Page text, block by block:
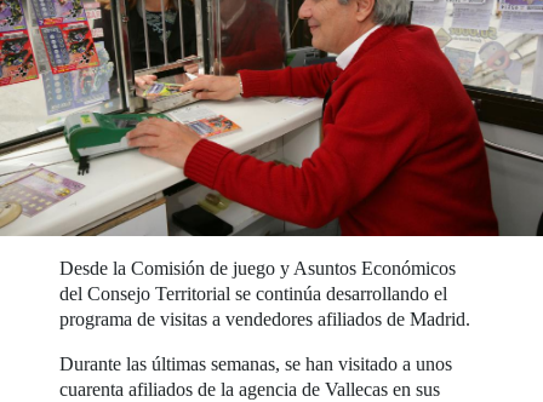
Desde la Comisión de juego y Asuntos Económicos
del Consejo Territorial se continúa desarrollando el
programa de visitas a vendedores afiliados de Madrid.
Durante las últimas semanas, se han visitado a unos
cuarenta afiliados de la agencia de Vallecas en sus